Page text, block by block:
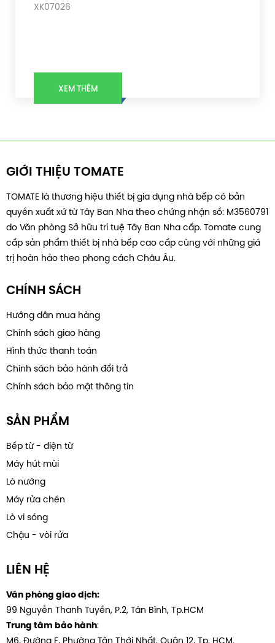
XK07026
XEM THÊM
GIỚI THIỆU TOMATE
TOMATE là thương hiệu thiết bị gia dụng nhà bếp có bản
quyền xuất xứ từ Tây Ban Nha theo chứng nhận số: M3560791
do Văn phòng Sở hữu trí tuệ Tây Ban Nha cấp. Tomate cung
cấp sản phẩm thiết bị nhà bếp cao cấp cùng với những giá
trị hoàn hảo theo phong cách Châu Âu.
CHÍNH SÁCH
Hướng dẫn mua hàng
Chính sách giao hàng
Hình thức thanh toán
Chính sách bảo hành đổi trả
Chính sách bảo mật thông tin
SẢN PHẨM
Bếp từ - điện từ
Máy hút mùi
Lò nướng
Máy rửa chén
Lò vi sóng
Chậu - vòi rửa
LIÊN HỆ
Văn phòng giao dịch:
99 Nguyễn Thanh Tuyền, P.2, Tân Bình, Tp.HCM
Trung tâm bảo hành:
M6, Đường F, Phường Tân Thới Nhất, Quân 12, Tp. HCM.